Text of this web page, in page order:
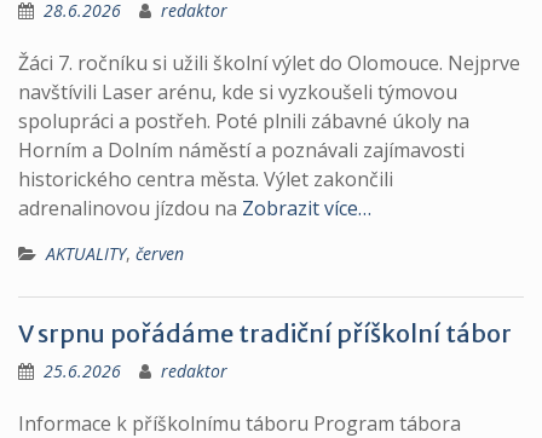
28.6.2026 redaktor
Žáci 7. ročníku si užili školní výlet do Olomouce. Nejprve
navštívili Laser arénu, kde si vyzkoušeli týmovou
spolupráci a postřeh. Poté plnili zábavné úkoly na
Horním a Dolním náměstí a poznávali zajímavosti
historického centra města. Výlet zakončili
adrenalinovou jízdou na Zobrazit více…
AKTUALITY, červen
V srpnu pořádáme tradiční příškolní tábor
25.6.2026 redaktor
Informace k příškolnímu táboru Program tábora